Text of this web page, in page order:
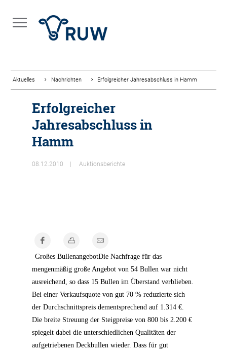
Aktuelles Nachrichten Erfolgreicher Jahresabschluss in Hamm
Erfolgreicher
Jahresabschluss in
Hamm
08.12.2010 Auktionsberichte
Großes BullenangebotDie Nachfrage für das
mengenmäßig große Angebot von 54 Bullen war nicht
ausreichend, so dass 15 Bullen im Überstand verblieben.
Bei einer Verkaufsquote von gut 70 % reduzierte sich
der Durchschnittspreis dementsprechend auf 1.314 €.
Die breite Streuung der Steigpreise von 800 bis 2.200 €
spiegelt dabei die unterschiedlichen Qualitäten der
aufgetriebenen Deckbullen wieder. Dass für gut